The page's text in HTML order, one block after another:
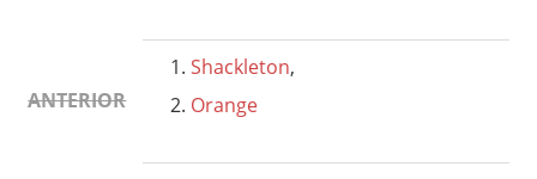
ANTERIOR
Shackleton,
Orange